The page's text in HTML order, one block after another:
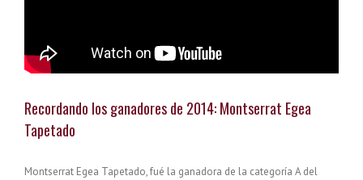
Recordando los ganadores de 2014: Montserrat Egea
Tapetado
Montserrat Egea Tapetado, fué la ganadora de la categoría A del